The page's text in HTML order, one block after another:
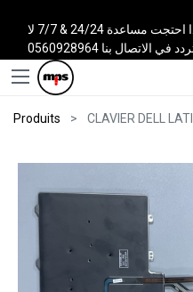
اطلب الان والدفع عند الاستلام اذا احتجت مساعدة 24/24 & 7/7 لا
في الاتصال بنا 0560928964
Produits CLAVIER DELL